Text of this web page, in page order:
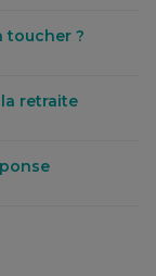
toucher ?
retraite